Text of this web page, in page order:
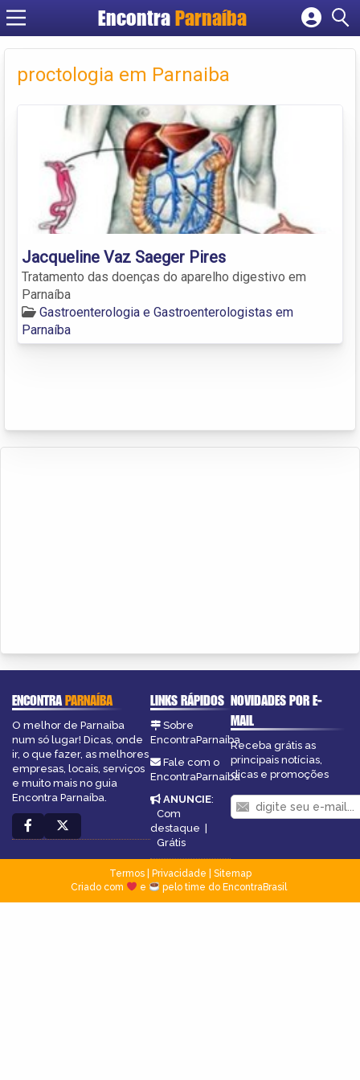
Encontra Parnaíba
Cadastrar empresa
Criar conta
proctologia em Parnaiba
Jacqueline Vaz Saeger Pires
Tratamento das doenças do aparelho digestivo em
Parnaíba
Gastroenterologia e Gastroenterologistas em
Parnaíba
ENCONTRAPARNAÍBA
O melhor de Parnaíba
num só lugar! Dicas, onde
ir, o que fazer, as melhores
empresas, locais, serviços
e muito mais no guia
Encontra Parnaíba.
LINKS RÁPIDOS
Sobre
EncontraParnaíba
Fale com o
EncontraParnaíba
ANUNCIE:
Com
destaque |
Grátis
NOVIDADES POR E-
MAIL
Receba grátis as
principais notícias,
dicas e promoções
Termos| Privacidade
Sitemap
Criado com
e pelo time do EncontraBrasil